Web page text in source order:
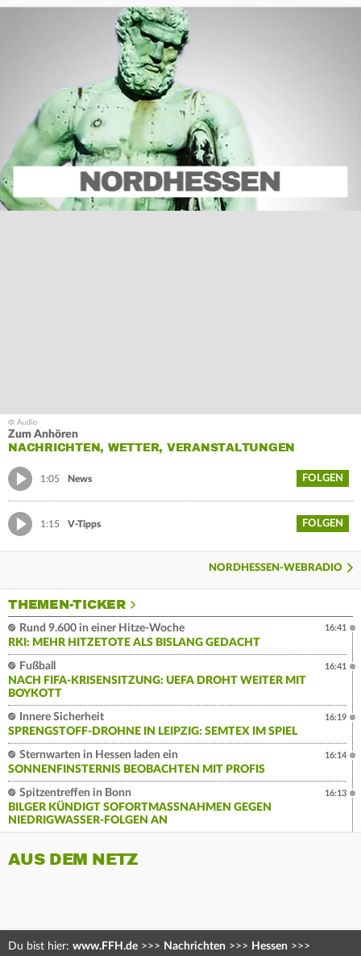
Zum Anhören
NACHRICHTEN, WETTER, VERANSTALTUNGEN
1:05 News FOLGEN
1:15 V-Tipps FOLGEN
NORDHESSEN-WEBRADIO
THEMEN-TICKER
Rund 9.600 in einer Hitze-Woche
RKI: MEHR HITZETOTE ALS BISLANG GEDACHT
16:41
Fußball
NACH FIFA-KRISENSITZUNG: UEFA DROHT WEITER MIT
BOYKOTT
16:41
Innere Sicherheit
SPRENGSTOFF-DROHNE IN LEIPZIG: SEMTEX IM SPIEL
16:19
Sternwarten in Hessen laden ein
SONNENFINSTERNIS BEOBACHTEN MIT PROFIS
16:14
Spitzentreffen in Bonn
BILGER KÜNDIGT SOFORTMASSNAHMEN GEGEN N
IEDRIGWASSER-FOLGEN AN
16:13
AUS DEM NETZ
Du bist hier: www.FFH.de >>> Nachrichten >>> Hessen >>>